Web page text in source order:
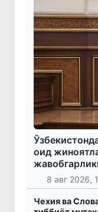
оид
8 авг 2026,
Чехия ва